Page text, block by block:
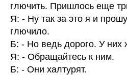
глючить. Пришлось еще
Я: - Ну так за это я и
глючило.
Б: - Но ведь дорого. У них
Я: - Обращайтесь к ним.
Б: - Они халтурят.